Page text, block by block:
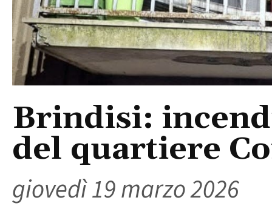
Brindisi:
del quartiere
giovedì 19 marzo 2026